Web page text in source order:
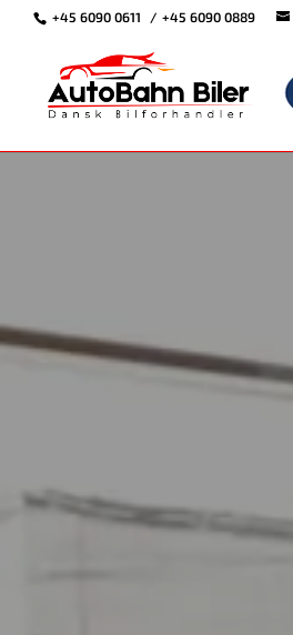
+45 6090 0611 +45 6090 0889